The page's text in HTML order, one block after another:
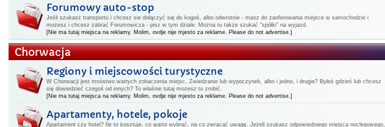
Forumowy auto-stop
Jeśli szukasz transportu i chcesz sie dołączyć się do kogoś, albo odwrotnie - masz do zaoferowania miejsce w samochodzie i
możesz i chcesz zabrać Forumowicza - pisz w tym dziale. Można tu także szukać "spółki" na wyjazd.
[Nie ma tutaj miejsca na reklamy. Molim, ovdje nije mjesto za reklame. Please do not advertise.]
Chorwacja
Regiony i miejscowości turystyczne
W Chorwacji jest mnóstwo wartych zobaczenia miejsc. Zwiedzanie lub wypoczynek, albo i jedno, i drugie? Byłeś gdzieś lub chcesz
się dowiedzieć czegoś od innych? To właśnie tutaj możesz to zrobić.
[Nie ma tutaj miejsca na reklamy. Molim, ovdje nije mjesto za reklame. Please do not advertise.]
Apartamenty, hotele, pokoje
Apartament czy hotel? Ile to kosztuje, co warto wybrać, na co zwracać uwagę. Jeżeli szukasz odpowiedniego miejsca noclegowego,